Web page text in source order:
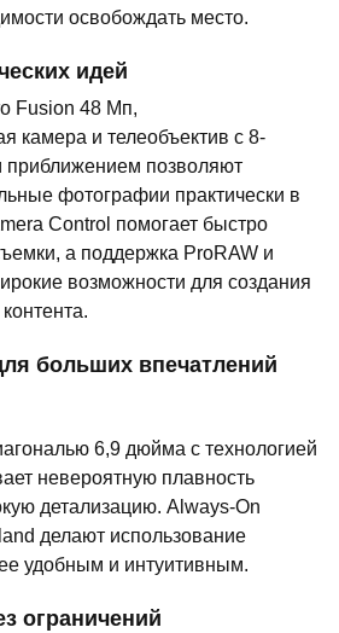
освобождать место.
идей
Fusion 48 Мп,
камера и телеобъектив с 8-
приближением позволяют
фотографии практически в
Control помогает быстро
а поддержка ProRAW и
возможности для создания
больших впечатлений
6,9 дюйма с технологией
невероятную плавность
детализацию. Always-On
делают использование
удобным и интуитивным.
ограничений